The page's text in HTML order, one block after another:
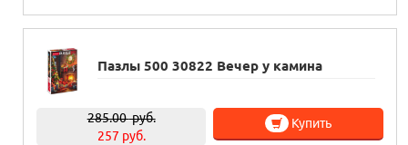
Пазлы 500 30822 Вечер у камина
285.00руб.
257 руб.
Купить